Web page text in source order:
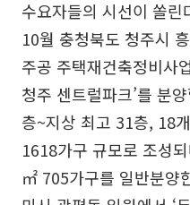
수요자들의 시선이 쏠
10월 충청북도 청주시
주공 주택재건축정비사
청주 센트럴파크’를 분
층~지상 최고 31층, 18
1618가구 규모로 조성
㎡ 705가구를 일반분양